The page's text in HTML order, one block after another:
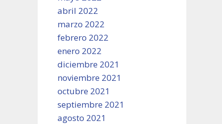
abril 2022
marzo 2022
febrero 2022
enero 2022
diciembre 2021
noviembre 2021
octubre 2021
septiembre 2021
agosto 2021